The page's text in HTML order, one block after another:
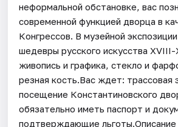
неформальной обстановке, вас
современной функцией дворца в
Конгрессов. В музейной
шедевры русского искусства
живопись и графика, стекло и
резная кость.Вас ждет: трассовая
посещение Константиновского
обязательно иметь паспорт и
подтверждающие льготы.Описание